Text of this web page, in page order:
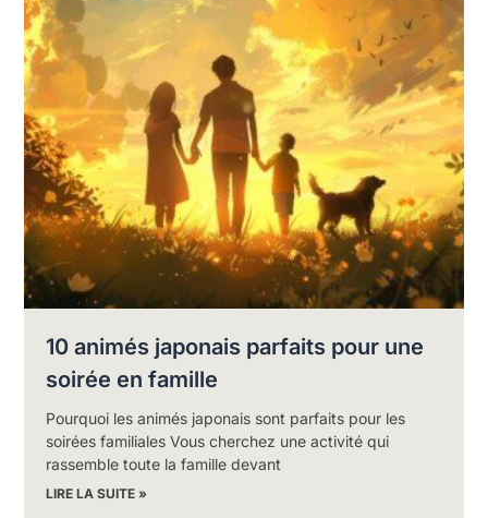
10 animés japonais parfaits pour une
soirée en famille
Pourquoi les animés japonais sont parfaits pour les
soirées familiales Vous cherchez une activité qui
rassemble toute la famille devant
LIRE LA SUITE »